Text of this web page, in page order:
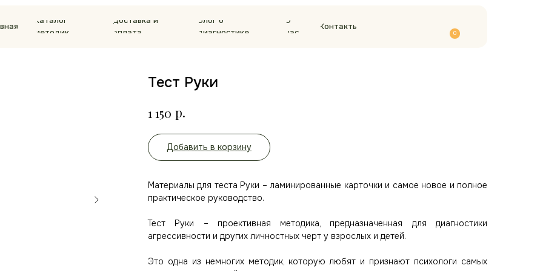
Каталог
методик
Доставка и
оплата
Блог о
диагностике
О
нас
Контакты
0
Тест Руки
1 150 р.
Добавить в корзину
Материалы для теста Руки – ламинированные карточки и самое новое и полное
практическое руководство.
Тест Руки – проективная методика, предназначенная для диагностики
агрессивности и других личностных черт у взрослых и детей.
Это одна из немногих методик, которую любят и признают психологи самых